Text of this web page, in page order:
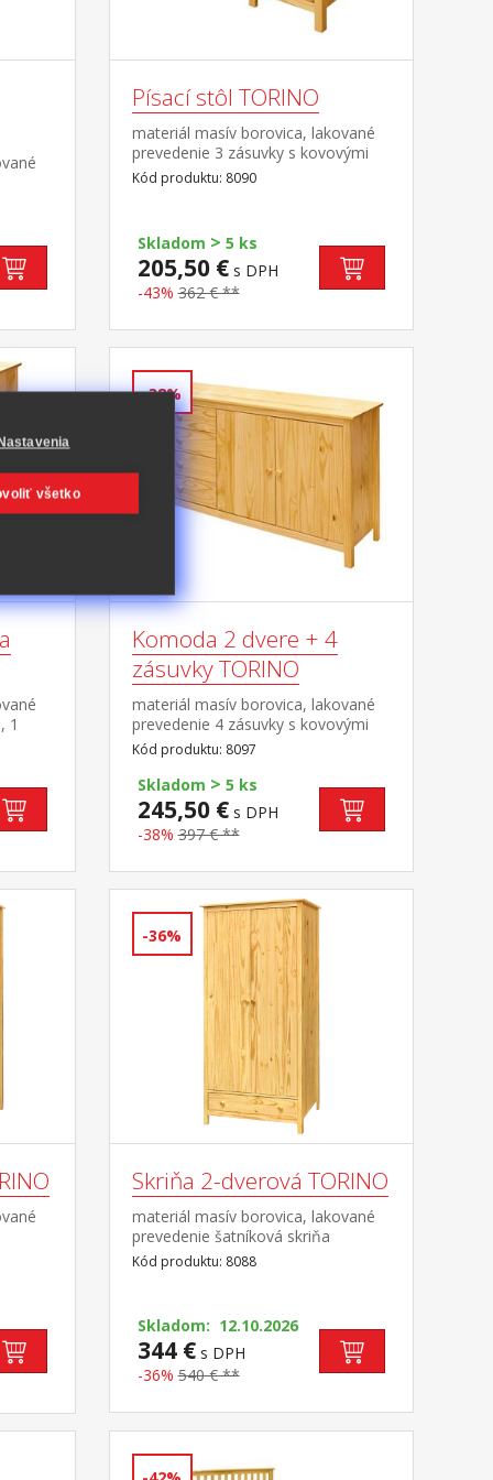
Písací stôl TORINO
materiál masív borovica, lakované
prevedenie 3 zásuvky s kovovými
pojazdmi, 1 polica výsuv nie je
súčasťou dodávky k stolu je možné
klávesnicu 8840
Kód produktu: 8090
Skladom > 5 ks
205,50 €s DPH
-43% 362 € **
1
-38%
Komoda 2 dvere + 4
zásuvky TORINO
materiál masív borovica, lakované
prevedenie 4 zásuvky s kovovými
pojazdmi, 2 plné dvere, 1 polica
Kód produktu: 8097
Skladom > 5 ks
245,50 €s DPH
-38% 397 € **
-36%
Skriňa 2-dverová TORINO
materiál masív borovica, lakované
prevedenie šatníková skriňa
vybavená šatníkovou tyčou a
policou v spodnej časti zásuvka s
nadstavec 8188
Kód produktu: 8088
Skladom: 12.10.2026
344 €s DPH
-36% 540 € **
všetko